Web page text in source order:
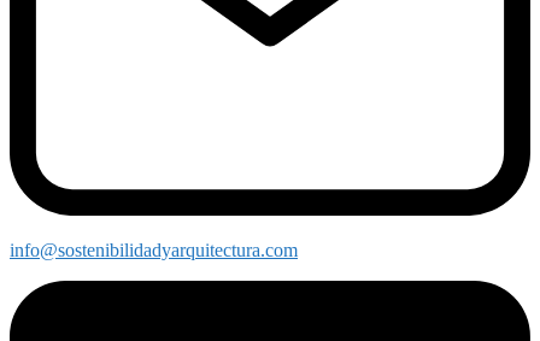
info@sostenibilidadyarquitectura.com